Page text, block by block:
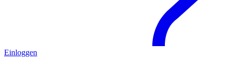
Einloggen